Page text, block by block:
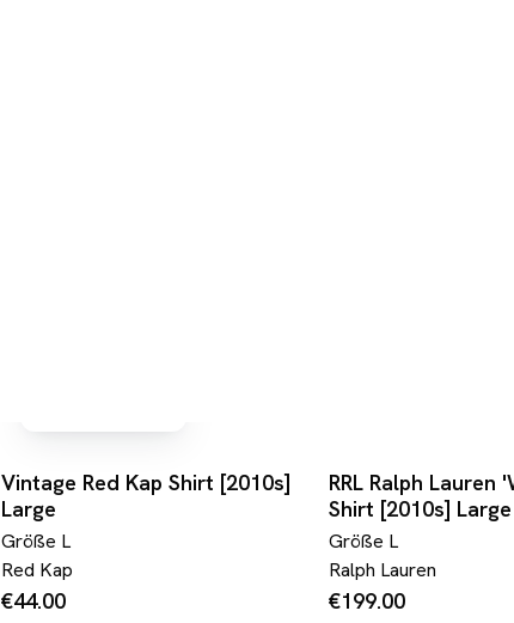
Vintage Red Kap Shirt [2010s]
Large
Größe L
Red Kap
€44.00
RRL Ralph Lauren
Shirt [2010s] Large
Größe L
Ralph Lauren
€199.00